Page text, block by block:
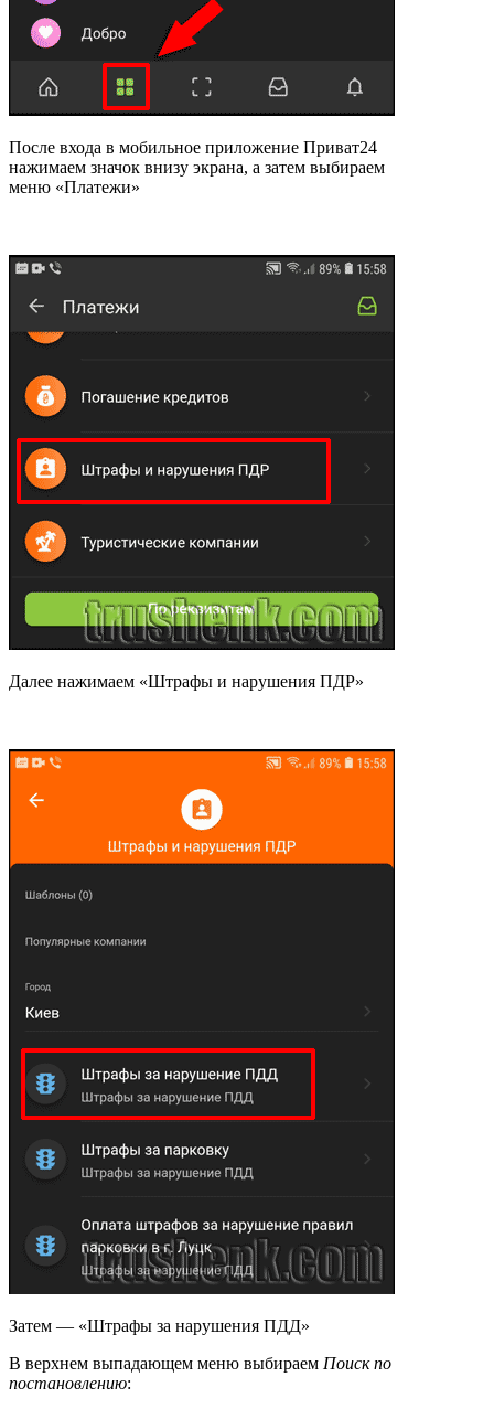
После входа в мобильное приложение Приват24
нажимаем значок внизу экрана, а затем выбираем
меню «Платежи»
Далее нажимаем «Штрафы и нарушения ПДР»
Затем — «Штрафы за нарушения ПДД»
В верхнем выпадающем меню выбираем Поиск по
постановлению: